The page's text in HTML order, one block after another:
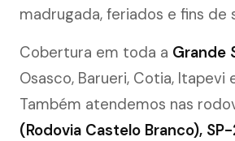
madrugada, feriados e fins de
Cobertura em toda a Grande
Osasco, Barueri, Cotia, Itapevi
Também atendemos nas
(Rodovia Castelo Branco),